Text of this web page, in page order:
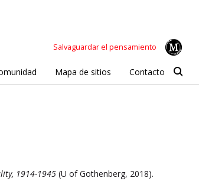
Salvaguardar el pensamiento
Mapa de sitios Contacto
1914-1945(U of Gothenberg, 2018).